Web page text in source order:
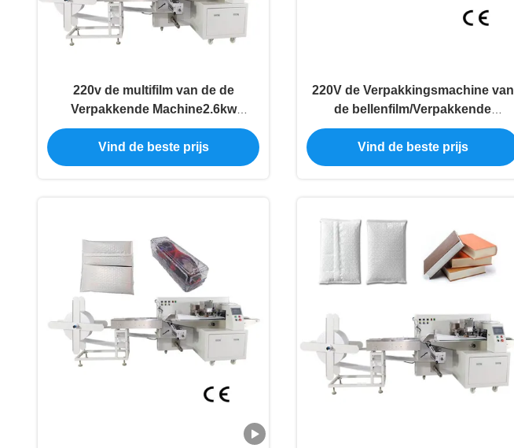
220v de multifilm van de de
Verpakkende Machine2.6kw
Luchtbel van de Functiefilm
Vind de beste prijs
220V de Verpakkingsmachine van
de bellenfilm/Verpakkende
Machineoem 1 Jaargarantie
Vind de beste prijs